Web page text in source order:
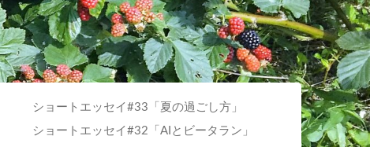
ショートエッセイ#33「夏の過ごし方」
ショートエッセイ#32「AIとビータラン」